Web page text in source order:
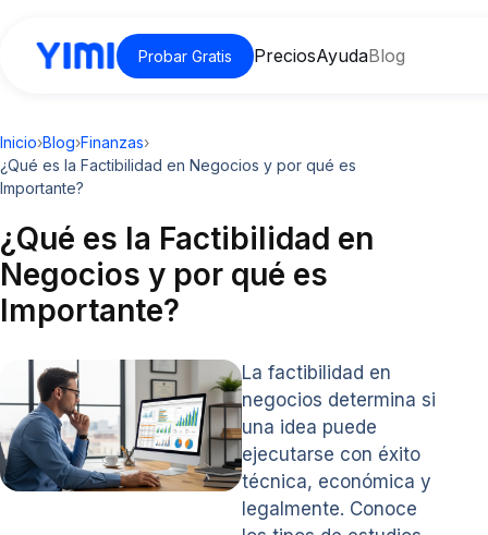
Probar Gratis PreciosAyudaBlog
Inicio›Blog›Finanzas›
¿Qué es la Factibilidad en Negocios y por qué es
Importante?
¿Qué es la Factibilidad en
Negocios y por qué es
Importante?
La factibilidad en
negocios determina si
una idea puede
ejecutarse con éxito
técnica, económica y
legalmente. Conoce